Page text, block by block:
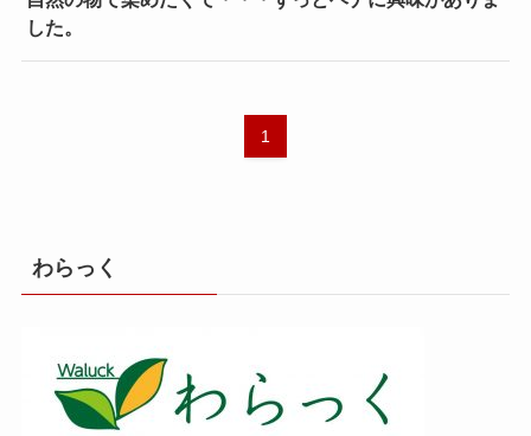
した。
1
わらっく